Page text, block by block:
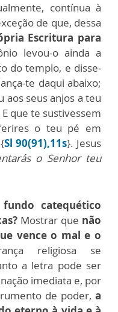
contínua à
de que, dessa
Escritura para
levou-o ainda a
do templo, e disse-
te daqui abaixo;
seus anjos a teu
que te sustivessem
o teu pé em
Sl 90(91),11s}. Jesus
o Senhor teu
catequético
Mostrar que não
vence o mal e o
religiosa se
a letra pode ser
imediata e, por
de poder, a